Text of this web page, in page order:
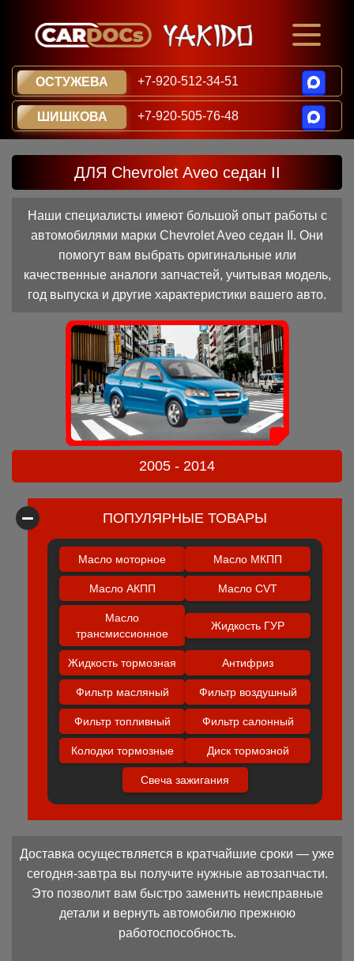
ОСТУЖЕВА +7-920-512-34-51
ШИШКОВА +7-920-505-76-48
ДЛЯ Chevrolet Aveo седан II
Наши специалисты имеют большой опыт работы с
автомобилями марки Chevrolet Aveo седан II. Они
помогут вам выбрать оригинальные или
качественные аналоги запчастей, учитывая модель,
год выпуска и другие характеристики вашего авто.
2005 - 2014
ПОПУЛЯРНЫЕ ТОВАРЫ
Масло моторное Масло МКПП
Масло АКПП Масло CVT
Масло
трансмиссионное
Жидкость ГУР
Жидкость тормозная Антифриз
Фильтр масляный Фильтр воздушный
Фильтр топливный Фильтр салонный
Колодки тормозные Диск тормозной
Свеча зажигания
Доставка осуществляется в кратчайшие сроки — уже
сегодня-завтра вы получите нужные автозапчасти.
Это позволит вам быстро заменить неисправные
детали и вернуть автомобилю прежнюю
работоспособность.